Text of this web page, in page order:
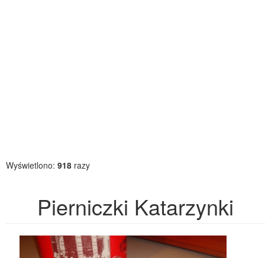
Wyświetlono: 918 razy
Pierniczki Katarzynki